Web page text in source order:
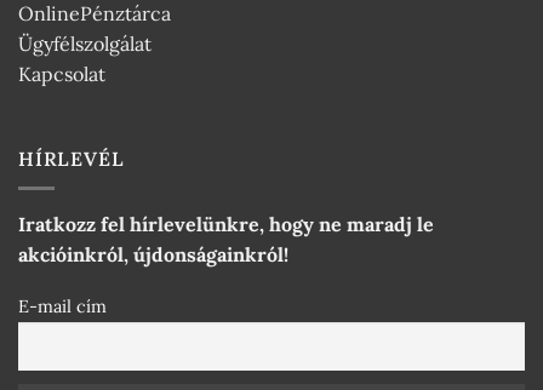
OnlinePénztárca
Ügyfélszolgálat
Kapcsolat
HÍRLEVÉL
Iratkozz fel hírlevelünkre, hogy ne maradj le
akcióinkról, újdonságainkról!
E-mail cím